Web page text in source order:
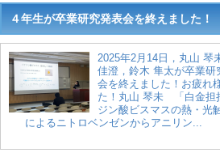
４年生が卒業研究発表会を終えました！
2025年2月14日，丸山 琴
佳澄，鈴木 隼太が卒業研
会を終えました！お疲れ
た！丸山 琴未 「白金担
ジン酸ビスマスの熱・光
によるニトロベンゼンからアニリン...